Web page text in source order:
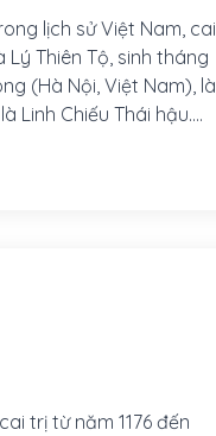
lịch sử Việt Nam, cai
Lý Thiên Tộ, sinh tháng
(Hà Nội, Việt Nam), là
Linh Chiếu Thái hậu.
trị từ năm 1176 đến